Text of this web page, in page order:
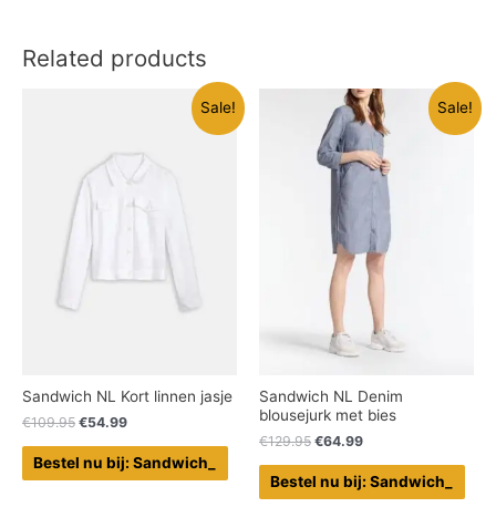
Related products
Sale!
Sandwich NL Kort linnen jasje
€109.95 €54.99
Bestel nu bij: Sandwich_
Sale!
Sandwich NL Denim
blousejurk met bies
€129.95 €64.99
Bestel nu bij: Sandwich_